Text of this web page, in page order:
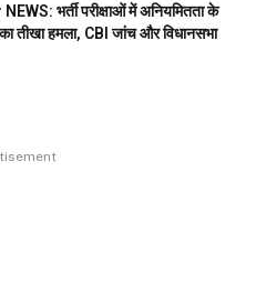
भर्ती परीक्षाओं में अनियमितता के
तीखा हमला, CBI जांच और विधानसभा